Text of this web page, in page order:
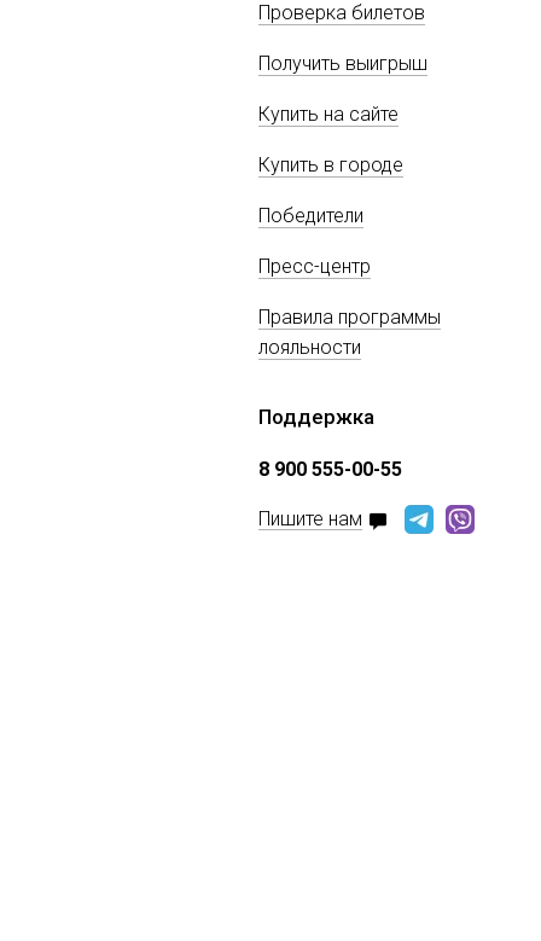
Проверка билетов
Получить выигрыш
Купить на сайте
Купить в городе
Победители
Пресс-центр
Правила программы
лояльности
Поддержка
8 900 555-00-55
Пишите нам